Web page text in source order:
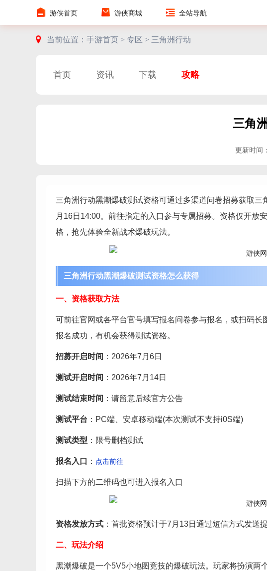
游侠首页 游侠商城 全站导航
当前位置： 手游首页 > 专区 > 三角洲行动
首页 资讯 下载 攻略
三角
更新时间：
三角洲行动黑潮爆破测试资格可通过多渠道问卷招募获取
月16日14:00。前往指定的入口参与专属招募。资格仅开放
格，抢先体验全新战术爆破玩法。
三角洲行动黑潮爆破测试资格怎么获得
一、资格获取方法
可前往官网或各平台官号填写报名问卷参与报名，或扫码
报名成功，有机会获得测试资格。
招募开启时间 ：2026年7月6日
测试开启时间 ：2026年7月14日
测试结束时间 ：请留意后续官方公告
测试平台 ：PC端、安卓移动端(本次测试不支持i0S端)
测试类型 ：限号删档测试
报名入口 ： 点击前往
扫描下方的二维码也可进入报名入口
资格发放方式 ：首批资格预计于7月13日通过短信方式发送
二、玩法介绍
黑潮爆破是一个5V5小地图竞技的爆破玩法。玩家将扮演两